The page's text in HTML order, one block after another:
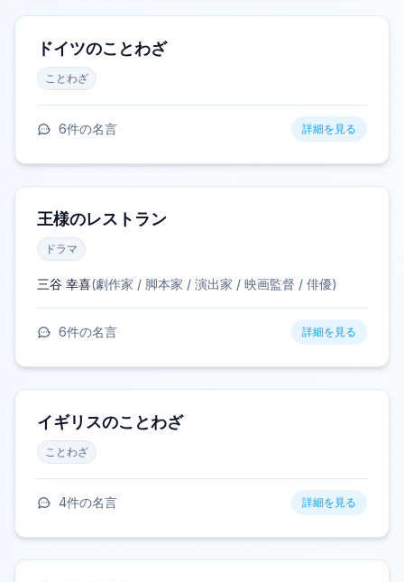
ドイツのことわざ
ことわざ
6件の名言 詳細を見る
王様のレストラン
ドラマ
三谷 幸喜(劇作家 / 脚本家 / 演出家 / 映画監督 / 俳優)
6件の名言 詳細を見る
イギリスのことわざ
ことわざ
4件の名言 詳細を見る